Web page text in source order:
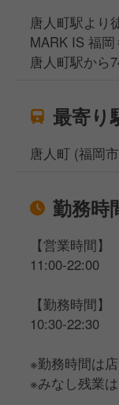
唐人町駅より
MARK IS 福
唐人町駅から
最寄り
唐人町 (福岡
勤務時
【営業時間】
11:00-22:00
【勤務時間】
10:30-22:30
※勤務時間は
※みなし残業